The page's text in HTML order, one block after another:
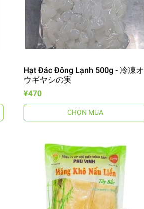
Hạt Đác Đông Lạnh 500g - 冷凍オ
ウギヤシの実
¥470
CHỌN MUA